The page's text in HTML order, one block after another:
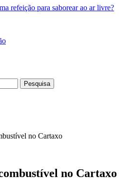
refeição para saborear ao ar livre?
no Cartaxo
no Cartaxo